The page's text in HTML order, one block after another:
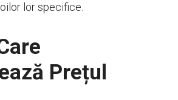
lor specifice.
Prețul